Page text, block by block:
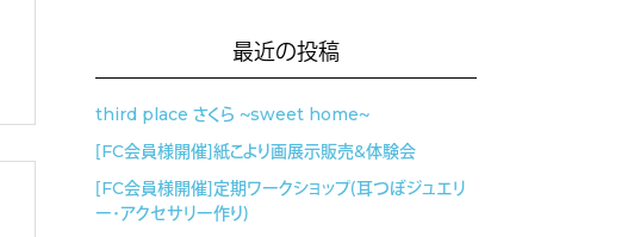
最近の投稿
third place さくら 〜sweet home〜
［FC会員様開催］紙こより画展示販売&体験会
［FC会員様開催］定期ワークショップ（耳つぼジュエリ
ー・アクセサリー作り）